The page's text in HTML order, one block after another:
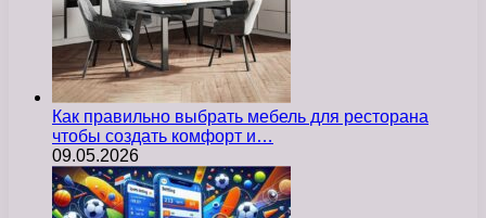
Как правильно выбрать мебель для ресторана
чтобы создать комфорт и…
09.05.2026